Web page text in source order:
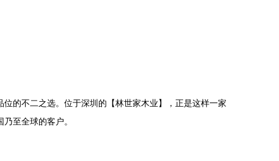
的不二之选。位于深圳的【林世家木业】，正是这样一家
至全球的客户。